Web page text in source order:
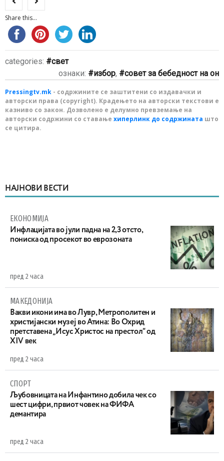
Share this...
categories:
свет
ознаки:
избор, совет за бебедност на он
Pressingtv.mk - содржините се заштитени со издавачки и
авторски права (copyright). Крадењето на авторски текстови е
казниво со закон. Дозволено е делумно превземање на
авторски содржини со ставање хиперлинк до содржината што
се цитира.
НАЈНОВИ ВЕСТИ
ЕКОНОМИЈА
Инфлацијата во јули падна на 2,3 отсто,
пониска од просекот во еврозоната
пред 2 часа
МАКЕДОНИЈА
Вакви икони има во Лувр, Метрополитен и
христијански музеј во Атина: Во Охрид
претставена „Исус Христос на престол“ од
XIV век
пред 2 часа
СПОРТ
Љубовницата на Инфантино добила чек со
шест цифри, првиот човек на ФИФА
демантира
пред 2 часа